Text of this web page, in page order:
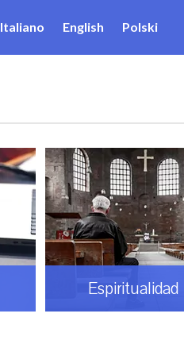
Italiano English Polski
Espiritualidad